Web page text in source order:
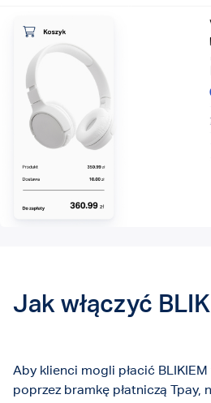
Jak włączyć
Aby klienci mogli płacić
poprzez bramkę płatniczą Tpay,